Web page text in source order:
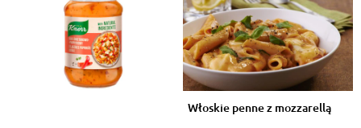
Włoskie penne z mozzarellą